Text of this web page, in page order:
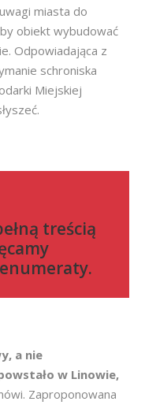
miasta do
obiekt wybudować
Odpowiadająca z
schroniska
Miejskiej
treścią
.
a nie
w Linowie,
Zaproponowana